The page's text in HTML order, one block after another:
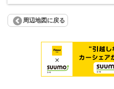
周辺地図に戻る